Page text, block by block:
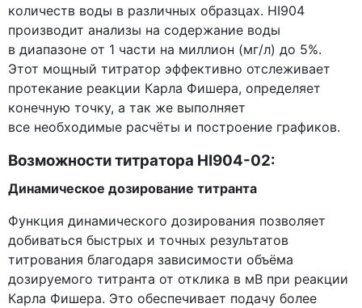
количеств воды в различных образцах. HI904
производит анализы на содержание воды
в диапазоне от 1 части на миллион (мг/л) до 5%.
Этот мощный титратор эффективно отслеживает
протекание реакции Карла Фишера, определяет
конечную точку, а так же выполняет
все необходимые расчёты и построение графиков.
Возможности титратора HI904-02:
Динамическое дозирование титранта
Функция динамического дозирования позволяет
добиваться быстрых и точных результатов
титрования благодаря зависимости объёма
дозируемого титранта от отклика в мВ при реакции
Карла Фишера. Это обеспечивает подачу более